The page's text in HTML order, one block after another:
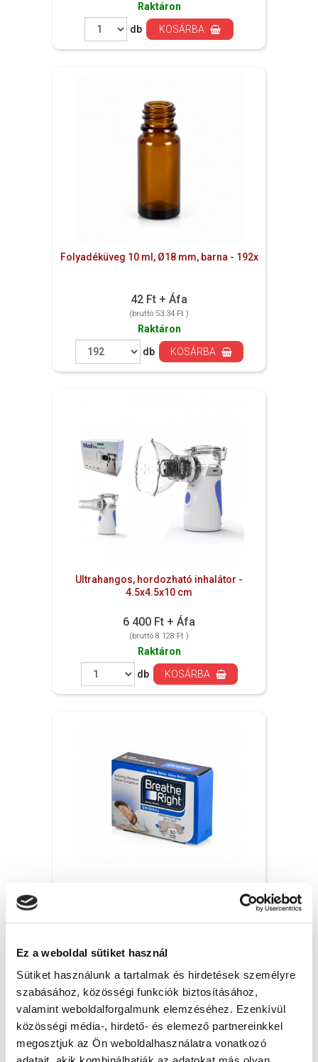
Ez a weboldal sütiket használ
Sütiket használunk a tartalmak és hirdetések személyre
szabásához, közösségi funkciók biztosításához,
valamint weboldalforgalmunk elemzéséhez. Ezenkívül
közösségi média-, hirdető- és elemező partnereinkkel
megosztjuk az Ön weboldalhasználatra vonatkozó
Raktáron
db
KOSÁRBA
Folyadéküveg 10 ml, Ø18 mm, barna - 192x
42 Ft + Áfa
(bruttó 53.34 Ft )
Raktáron
db
KOSÁRBA
Ultrahangos, hordozható inhalátor -
4.5x4.5x10 cm
6 400 Ft + Áfa
(bruttó 8 128 Ft )
Raktáron
db
KOSÁRBA
Breathe Right orrtapasz Original, S/M – 30x
(bruttó 7 874 Ft )
Raktáron
db
KOSÁRBA